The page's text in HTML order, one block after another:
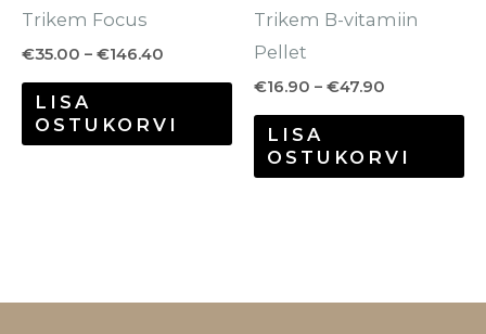
Trikem Focus
€35.00 – €146.40
LISA
OSTUKORVI
tootelehel.
Trikem B-vitamiin
Pellet
€16.90 – €47.90
LISA
OSTUKORVI